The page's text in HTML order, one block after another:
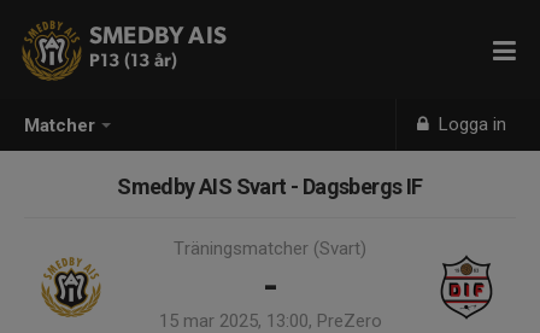
Matcher Logga in
SMEDBY AIS
P13 (13 år)
Smedby AIS Svart - Dagsbergs IF
Träningsmatcher (Svart)
-
15 mar 2025, 13:00, PreZero